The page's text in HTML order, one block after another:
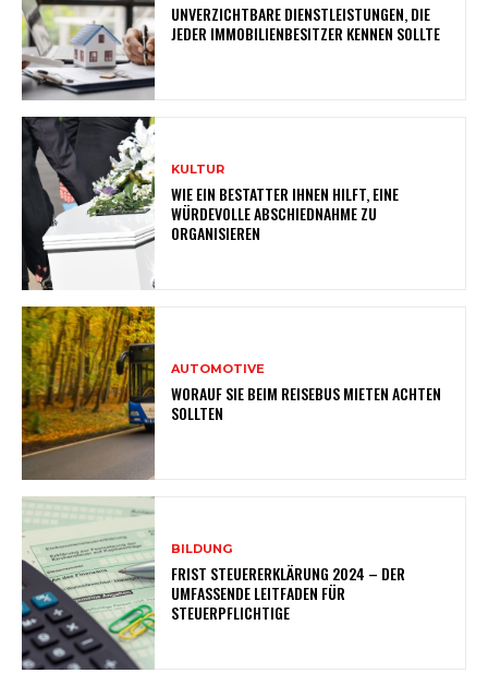
UNVERZICHTBARE DIENSTLEISTUNGEN, DIE
JEDER IMMOBILIENBESITZER KENNEN SOLLTE
KULTUR
WIE EIN BESTATTER IHNEN HILFT, EINE
WÜRDEVOLLE ABSCHIEDNAHME ZU
ORGANISIEREN
AUTOMOTIVE
WORAUF SIE BEIM REISEBUS MIETEN ACHTEN
SOLLTEN
BILDUNG
FRIST STEUERERKLÄRUNG 2024 – DER
UMFASSENDE LEITFADEN FÜR
STEUERPFLICHTIGE